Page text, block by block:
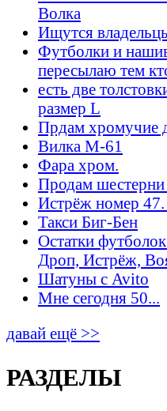
Волка
Ищутся
Футболки и
пересылаю тем
есть две
размер L
Прдам хромучие
Вилка М-61
Фара хром.
Продам шестерни
Истрёж номер
Такси Биг-Бен
Остатки
Дроп, Истрёж,
Шатуны с Avito
Мне сегодня 50...
давай ещё >>
РАЗДЕЛЫ